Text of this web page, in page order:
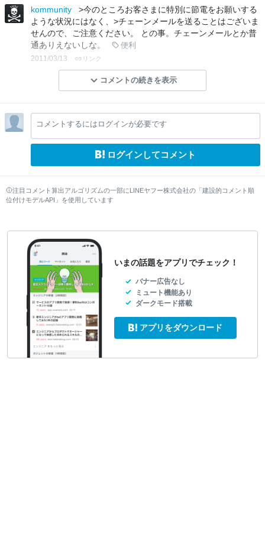
kommunity
>今のところお客さまに特別に節電をお願いする
ような状況にはなく、>チェーンメールを送ることはございま
せんので、ご注意ください。 との事。チェーンメールとか普
通ありえないしな。
便利
2011/03/13 リンク
コメントの続きを表示
コメントするにはログインが必要です
ログインしてコメント
注目コメント算出アルゴリズムの一部にLINEヤフー株式会社の「建設的コメント順
位付けモデルAPI」を使用しています
いまの話題をアプリでチェック！
バナー広告なし
ミュート機能あり
ダークモード搭載
アプリをダウンロード